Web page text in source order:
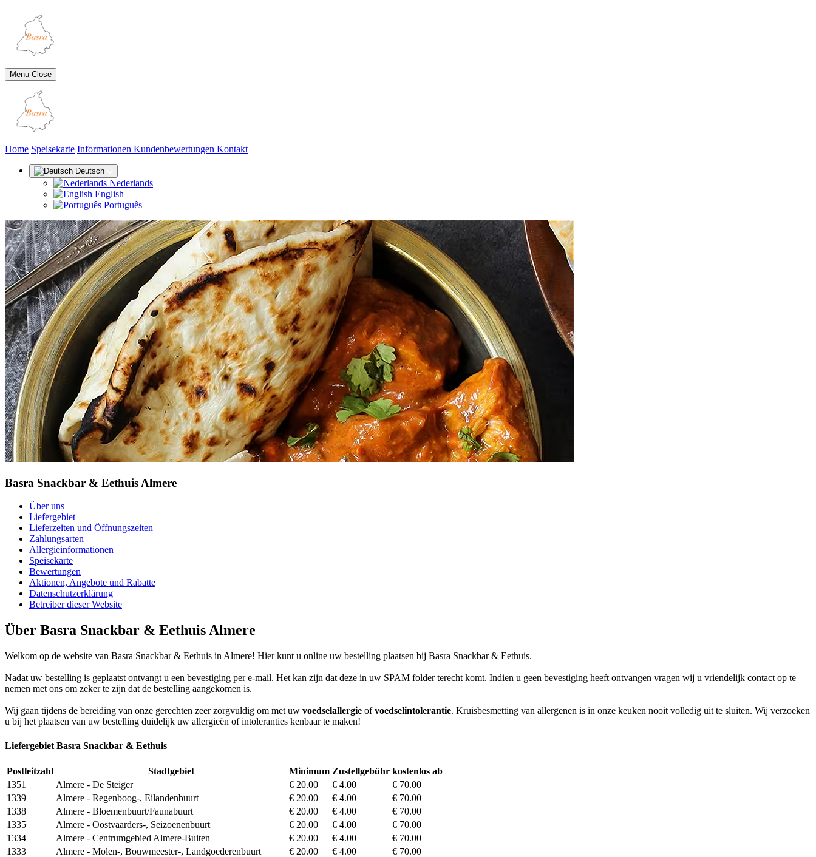
Menu Close
Home Speisekarte Informationen (aktuell)
Kundenbewertungen Kontakt
Deutsch
Nederlands
English
Português
Basra Snackbar & Eethuis Almere
Über uns
Liefergebiet
Lieferzeiten und Öffnungszeiten
Zahlungsarten
Allergieinformationen
Speisekarte
Bewertungen
Aktionen, Angebote und Rabatte
Datenschutzerklärung
Betreiber dieser Website
Über Basra Snackbar & Eethuis Almere
Welkom op de website van Basra Snackbar & Eethuis in Almere! Hier kunt u online uw bestelling plaatsen bij Basra Snackbar & Eethuis.
Nadat uw bestelling is geplaatst ontvangt u een bevestiging per e-mail. Het kan zijn dat deze in uw SPAM folder terecht komt. Indien u geen bevestiging heeft ontvangen vragen wij u vriendelijk contact op te
nemen met ons om zeker te zijn dat de bestelling aangekomen is.
Wij gaan tijdens de bereiding van onze gerechten zeer zorgvuldig om met uw voedselallergie ofvoedselintolerantie. Kruisbesmetting van allergenen is in onze keuken nooit volledig uit te sluiten. Wij verzoeken
u bij het plaatsen van uw bestelling duidelijk uw allergieën of intoleranties kenbaar te maken!
Liefergebiet Basra Snackbar & Eethuis
Postleitzahl Stadtgebiet Minimum Zustellgebühr kostenlos ab
1351
Almere - De Steiger € 20.00 € 4.00
€ 70.00
1339
Almere - Regenboog-, Eilandenbuurt € 20.00 € 4.00
€ 70.00
1338
Almere - Bloemenbuurt/Faunabuurt € 20.00 € 4.00
€ 70.00
1335
Almere - Oostvaarders-, Seizoenenbuurt € 20.00 € 4.00
€ 70.00
1334
Almere - Centrumgebied Almere-Buiten € 20.00 € 4.00
€ 70.00
1333
Almere - Molen-, Bouwmeester-, Landgoederenbuurt € 20.00 € 4.00
€ 70.00